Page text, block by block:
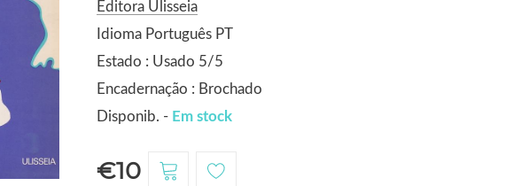
Editora Ulisseia
Idioma Português PT
Estado : Usado 5/5
Encadernação : Brochado
Disponib. - Em stock
€10